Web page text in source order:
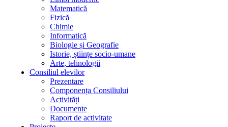
Matematică
Fizică
Chimie
Informatică
Biologie și Geografie
Istorie, științe socio-umane
Arte, tehnologii
Consiliul elevilor
Prezentare
Componența Consiliului
Activități
Documente
Raport de activitate